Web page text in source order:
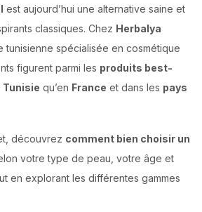
est aujourd’hui une alternative saine et
classiques. Chez Herbalya
tunisienne spécialisée en cosmétique
figurent parmi les produits best-
Tunisie qu’en France et dans les pays
découvrez comment bien choisir un
votre type de peau, votre âge et
en explorant les différentes gammes